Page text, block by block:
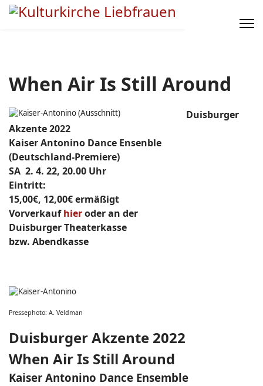
When Air Is Still Around
Duisburger
Akzente 2022
Kaiser Antonino Dance Ensenble
(Deutschland-Premiere)
SA 2. 4. 22, 20.00 Uhr
Eintritt:
15,00€, 12,00€ ermäßigt
Vorverkaufhieroder an der
Duisburger Theaterkasse
bzw. Abendkasse
Pressephoto: A. Veldman
Duisburger Akzente 2022
When Air Is Still Around
Kaiser Antonino Dance Ensemble